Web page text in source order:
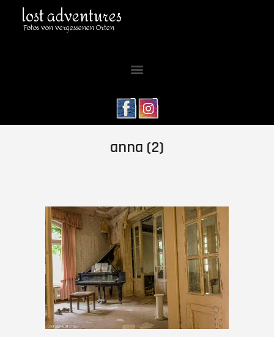
lost adventures
Fotos von vergessenen Orten
anna (2)